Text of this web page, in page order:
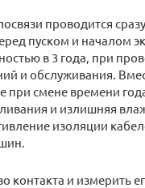
проводится
пуском и началом
в 3 года, при
и обслуживания.
при смене времени
и излишняя
изоляции
контакта и измерить